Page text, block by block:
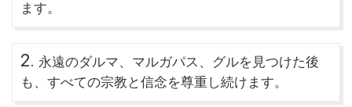
ます。
2. 永遠のダルマ、マルガパス、グルを見つけた後
も、すべての宗教と信念を尊重し続けます。